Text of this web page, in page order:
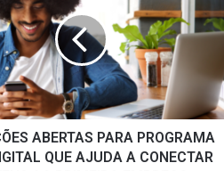
ABERTAS PARA PROGRAMA
QUE AJUDA A CONECTAR